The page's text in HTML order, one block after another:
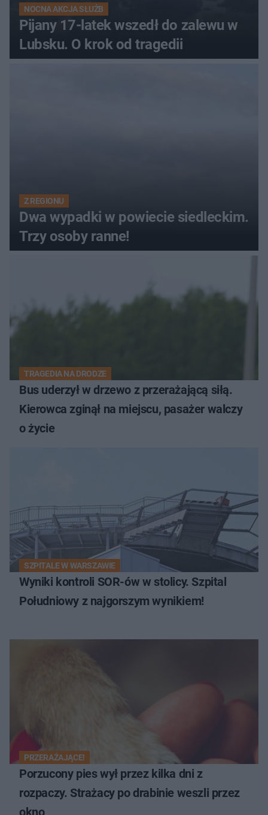
NOCNA AKCJA SŁUŻB
Pijany 17-latek wszedł do zalewu w
Lubsku. O krok od tragedii
Z REGIONU
Dwa wypadki w powiecie siedleckim.
Trzy osoby ranne!
TRAGEDIA NA DRODZE
Bus uderzył w drzewo z przerażającą siłą.
Kierowca zginął na miejscu, pasażer walczy
o życie
SZPITALE W WARSZAWIE
Wyniki kontroli SOR-ów w stolicy. Szpital
Południowy z najgorszym wynikiem!
PRZERAŻAJĄCE!
Porzucony pies wył przez kilka dni z
rozpaczy. Strażacy po drabinie weszli przez
okno